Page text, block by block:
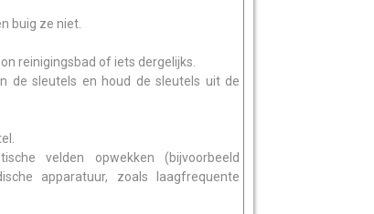
buig ze niet.
reinigingsbad of iets dergelijks.
de sleutels en houd de sleutels uit de
velden opwekken (bijvoorbeeld
apparatuur, zoals laagfrequente